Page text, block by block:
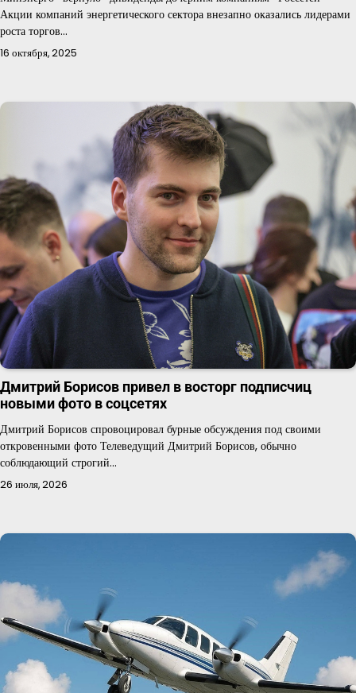
Акции компаний энергетического сектора внезапно оказались лидерами
роста торгов…
16 октября, 2025
Дмитрий Борисов привел в восторг подписчиц
новыми фото в соцсетях
Дмитрий Борисов спровоцировал бурные обсуждения под своими
откровенными фото Телеведущий Дмитрий Борисов, обычно
соблюдающий строгий…
26 июля, 2026